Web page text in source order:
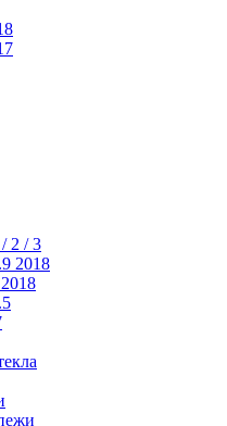
2 / 3
2018